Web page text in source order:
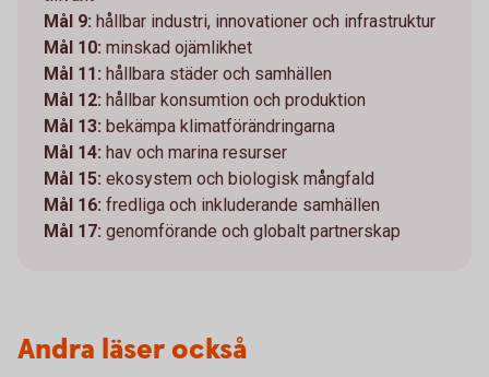
Mål 9: hållbar industri, innovationer och infrastruktur
Mål 10: minskad ojämlikhet
Mål 11: hållbara städer och samhällen
Mål 12: hållbar konsumtion och produktion
Mål 13: bekämpa klimatförändringarna
Mål 14: hav och marina resurser
Mål 15: ekosystem och biologisk mångfald
Mål 16: fredliga och inkluderande samhällen
Mål 17: genomförande och globalt partnerskap
Andra läser också